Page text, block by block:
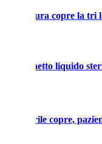
copre la tri
il sacchetto liquido
sterile copre,